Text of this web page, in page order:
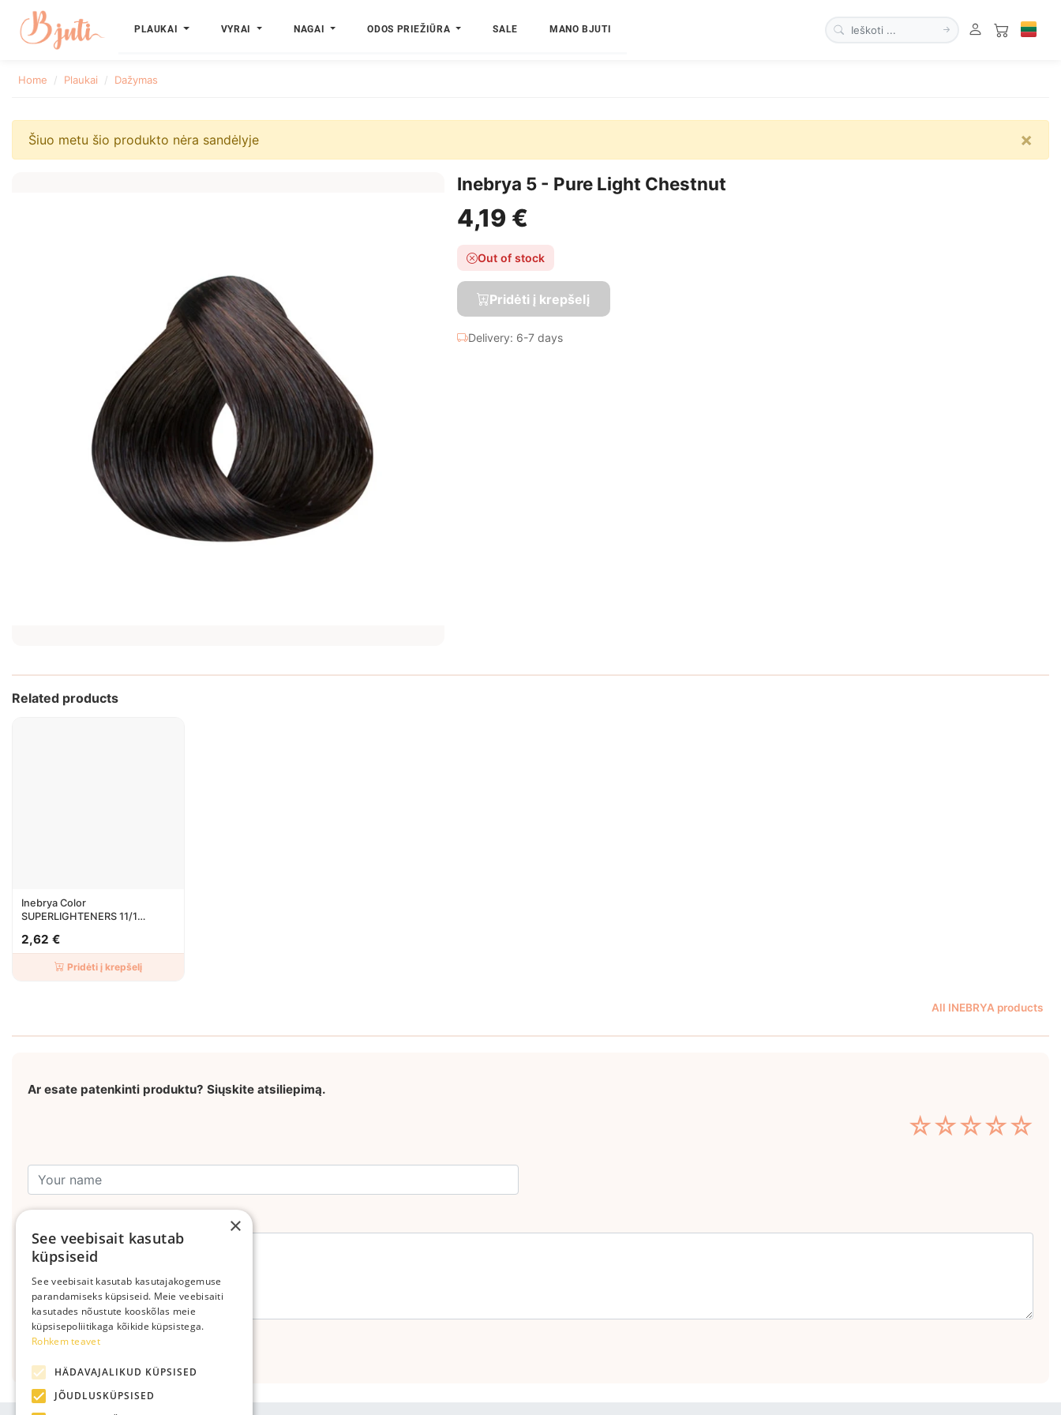
PLAUKAI VYRAI NAGAI ODOS PRIEŽIŪRA SALE MANO BJUTI
Home Plaukai Dažymas
Šiuo metu šio produkto nėra sandėlyje ×
Inebrya 5 - Pure Light Chestnut
4,19 €
Out of stock
Pridėti į krepšelį
Delivery: 6-7 days
Related products
Inebrya Color
SUPERLIGHTENERS 11/1
Ash
2,62 €
Pridėti į krepšelį
All INEBRYA products
Ar esate patenkinti produktu? Siųskite atsiliepimą.
☆
☆
☆
☆
☆
Send
×
See veebisait kasutab
küpsiseid
See veebisait kasutab kasutajakogemuse
parandamiseks küpsiseid. Meie veebisaiti
kasutades nõustute kooskõlas meie
küpsisepoliitikaga kõikide küpsistega.
Rohkem teavet
HÄDAVAJALIKUD KÜPSISED
JÕUDLUSKÜPSISED